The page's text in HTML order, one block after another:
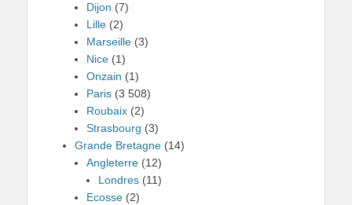
Dijon (7)
Lille (2)
Marseille (3)
Nice (1)
Onzain (1)
Paris (3 508)
Roubaix (2)
Strasbourg (3)
Grande Bretagne (14)
Angleterre (12)
Londres (11)
Ecosse (2)